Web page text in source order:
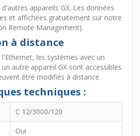
appareils GX. Les données
et affichées gratuitement sur notre
Remote Management).
à distance
les systèmes avec un
autre appareil GX sont accessibles
être modifiés à distance
techniques :
C 12/3000/120
Oui